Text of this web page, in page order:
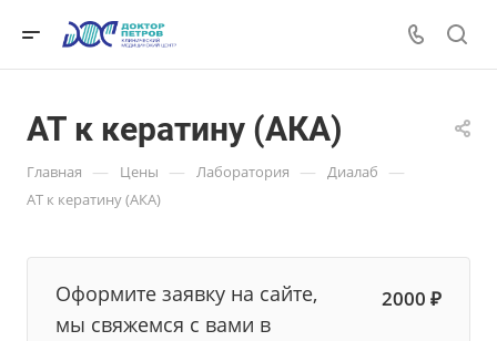
АТ к кератину (АКА)
Главная — Цены — Лаборатория — Диалаб —
АТ к кератину (АКА)
Оформите заявку на сайте,
мы свяжемся с вами в
2000 ₽